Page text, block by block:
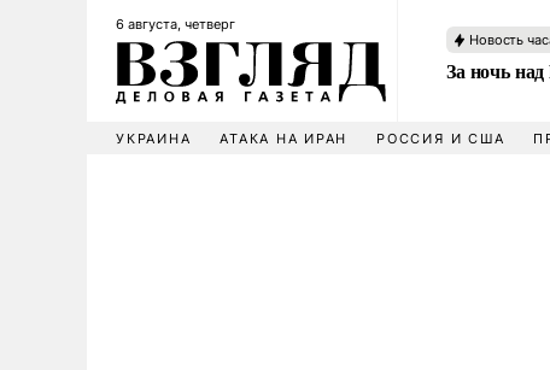
6 августа, четверг
Новость
За ночь
УКРАИНА АТАКА НА ИРАН РОССИЯ И США